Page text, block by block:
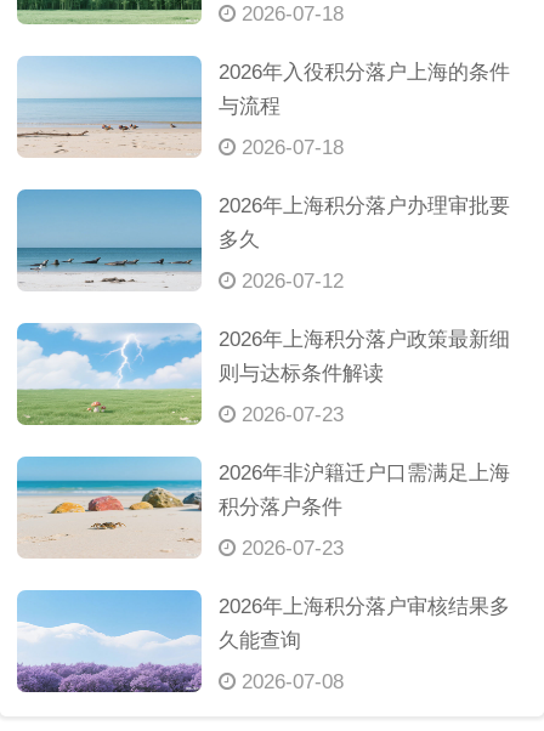
2026-07-18
2026年入役积分落户上海的条件
与流程
2026-07-18
2026年上海积分落户办理审批要
多久
2026-07-12
2026年上海积分落户政策最新细
则与达标条件解读
2026-07-23
2026年非沪籍迁户口需满足上海
积分落户条件
2026-07-23
2026年上海积分落户审核结果多
久能查询
2026-07-08